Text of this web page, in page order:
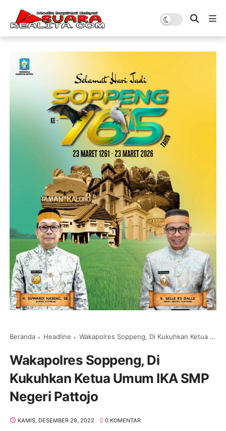
Beranda Headline Wakapolres Soppeng, Di Kukuhkan Ketua Umum IKA SMP Negeri Pattojo
Wakapolres Soppeng, Di
Kukuhkan Ketua Umum IKA SMP
Negeri Pattojo
KAMIS, DESEMBER 29, 2022 0 KOMENTAR